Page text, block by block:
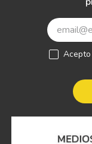
Acepto